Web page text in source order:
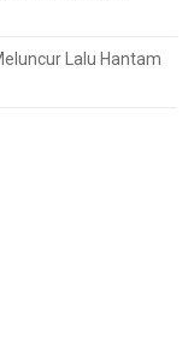
Lalu Hantam